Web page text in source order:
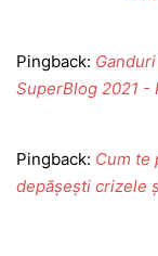
Pingback:
SuperBlog 2021 -
Pingback: Cum te
depășești crizele